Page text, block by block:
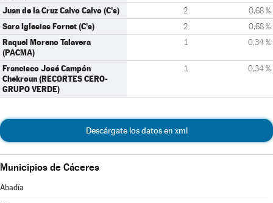
Juan de la Cruz Calvo Calvo (C's) 2 0,68 %
Sara Iglesias Fornet (C's) 2 0,68 %
Raquel Moreno Talavera
(PACMA)
1 0,34 %
Francisco José Campón
Chekroun (RECORTES CERO-
GRUPO VERDE)
1 0,34 %
Descárgate los datos en xml
Municipios de Cáceres
Abadía